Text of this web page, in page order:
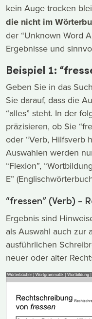
kein Auge trocken
die nicht im
der “Unknown Word
Ergebnisse und
Beispiel 1:
Geben Sie in das
Sie darauf, dass die
“alles” steht. In der
präzisieren, ob Sie
oder “Verb, Hilfsverb
Auswahlen werden
“Flexion”,
E”
“fressen” (Verb) -
Ergebnis sind
als Auswahl auch zur
ausführlichen
neuer oder alter